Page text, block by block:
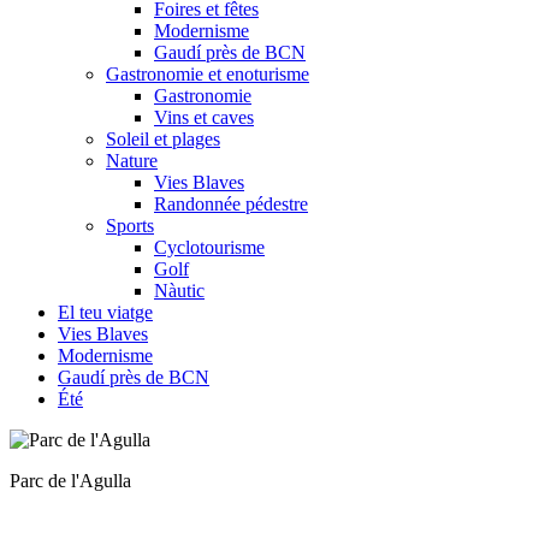
Foires et fêtes
Modernisme
Gaudí près de BCN
Gastronomie et enoturisme
Gastronomie
Vins et caves
Soleil et plages
Nature
Vies Blaves
Randonnée pédestre
Sports
Cyclotourisme
Golf
Nàutic
El teu viatge
Vies Blaves
Modernisme
Gaudí près de BCN
Été